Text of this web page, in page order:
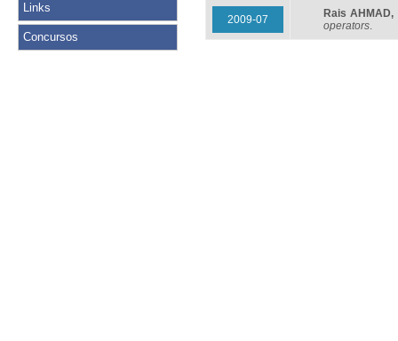
Links
Concursos
2009-07 Rais AHMAD,
operators.